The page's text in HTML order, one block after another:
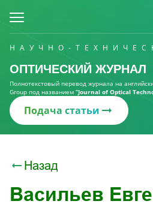
НАУЧНО-
ОПТИЧЕСКИЙ ЖУРНАЛ
Полнотекстовый перевод журнала на
Group под названием “Journal of Optical
Подача статьи
Назад
Васильев